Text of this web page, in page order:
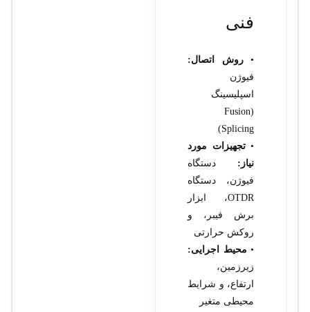
فنی
•روش اتصال:
فیوژن
اسپلیسینگ
(Fusion
Splicing)
•تجهیزات مورد
نیاز: دستگاه
فیوژن، دستگاه
OTDR، ابزار
برش فیبر، و
روکش حرارتی
• محیط اجرایی:
زیرزمین،
ارتفاع، و شرایط
محیطی متغیر